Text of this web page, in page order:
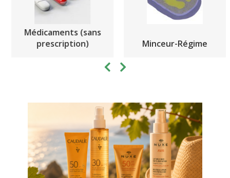
Médicaments (sans
prescription)
Minceur-Régime